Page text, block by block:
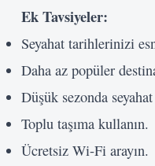
Ek Tavsiyeler:
Seyahat tarihlerinizi
Daha az popüler
Düşük sezonda
Toplu taşıma kullanın.
Ücretsiz Wi-Fi arayın.